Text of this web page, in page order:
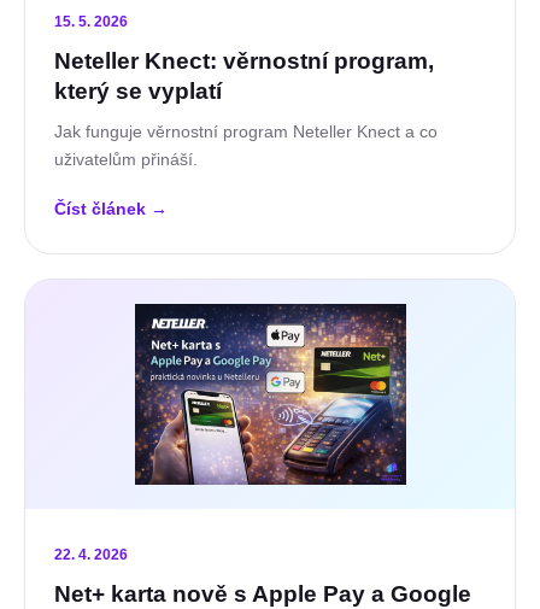
15. 5. 2026
Neteller Knect: věrnostní program,
který se vyplatí
Jak funguje věrnostní program Neteller Knect a co
uživatelům přináší.
Číst článek →
22. 4. 2026
Net+ karta nově s Apple Pay a Google